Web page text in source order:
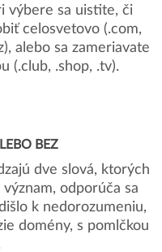
výbere sa uistite, či
celosvetovo (.com,
alebo sa zameriavate
(.club, .shop, .tv).
BEZ
dve slová, ktorých
odporúča sa
k nedorozumeniu,
domény, s pomlčkou